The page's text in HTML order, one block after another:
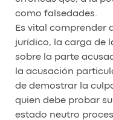
como falsedades.
Es vital comprender
jurídico, la carga de
sobre la parte
la acusación
de demostrar la
quien debe probar
estado neutro